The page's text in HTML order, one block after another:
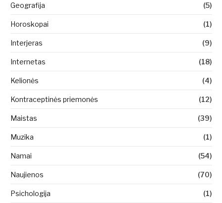
Geografija (5)
Horoskopai (1)
Interjeras (9)
Internetas (18)
Kelionės (4)
Kontraceptinės priemonės (12)
Maistas (39)
Muzika (1)
Namai (54)
Naujienos (70)
Psichologija (1)